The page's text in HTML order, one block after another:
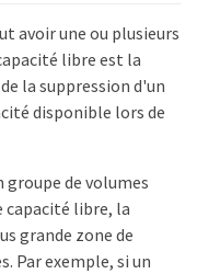
avoir une ou plusieurs
libre est la
la suppression d'un
disponible lors de
groupe de volumes
capacité libre, la
grande zone de
Par exemple, si un